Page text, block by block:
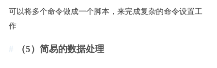
可以将多个命令做成一个脚本，来完成复杂的命令设置工
作
（5）简易的数据处理